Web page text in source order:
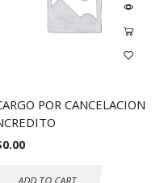
POR CANCELACION
0.00
ADD TO CART